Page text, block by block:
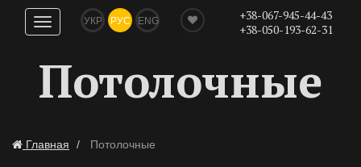
Показать
навигацию
УКР РУС ENG
+38-067-945-44-43
+38-050-193-62-31
Потолочные
Главная Потолочные